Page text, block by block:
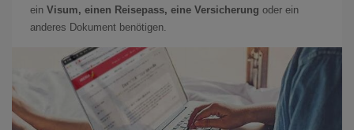
ein Visum, einen Reisepass, eine Versicherung oder ein
anderes Dokument benötigen.